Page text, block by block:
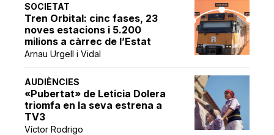
SOCIETAT
Tren Orbital: cinc fases, 23
noves estacions i 5.200
milions a càrrec de l’Estat
Arnau Urgell i Vidal
AUDIÈNCIES
«Pubertat» de Leticia Dolera
triomfa en la seva estrena a
TV3
Víctor Rodrigo